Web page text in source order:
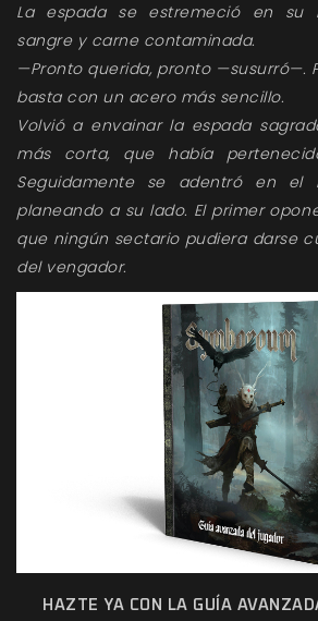
La espada se estremeció en su
sangre y carne contaminada.
—Pronto querida, pronto —susurró—.
basta con un acero más sencillo.
Volvió a envainar la espada
más corta, que había
Seguidamente se adentró en el
planeando a su lado. El primer
que ningún sectario pudiera darse
del vengador.
HAZTE YA CON LA GUÍA